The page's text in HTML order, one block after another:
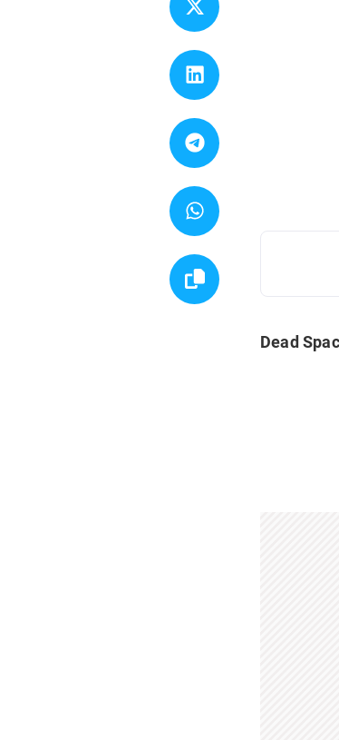
Dead